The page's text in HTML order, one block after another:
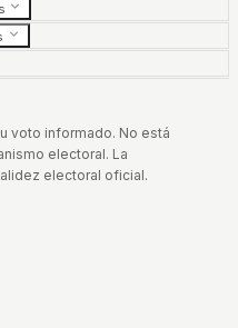
voto informado. No está
electoral. La
electoral oficial.